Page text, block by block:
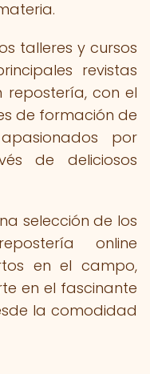
talleres y cursos
revistas
repostería, con el
de formación de
por
de deliciosos
selección de los
online
en el campo,
en el fascinante
la comodidad